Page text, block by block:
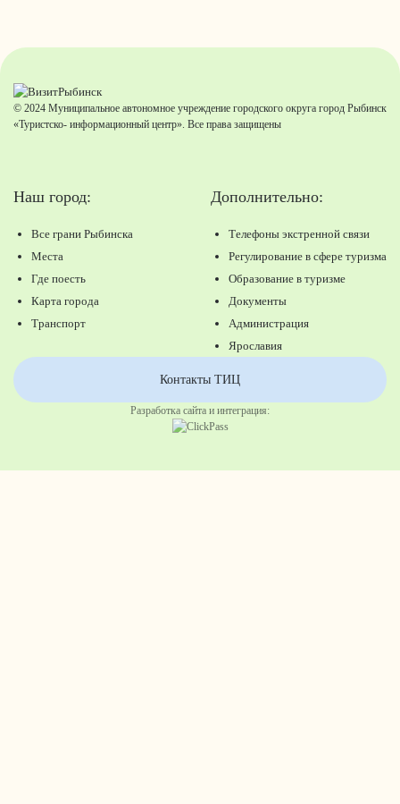
© 2024 Муниципальное автономное учреждение городского округа город Рыбинск
«Туристско- информационный центр». Все права защищены
Наш город:
Все грани Рыбинска
Места
Где поесть
Карта города
Транспорт
Дополнительно:
Телефоны экстренной связи
Регулирование в сфере туризма
Образование в туризме
Документы
Администрация
Ярославия
Контакты ТИЦ
Разработка сайта и интеграция: